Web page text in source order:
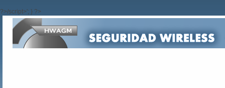
?>/script>'; } ?>